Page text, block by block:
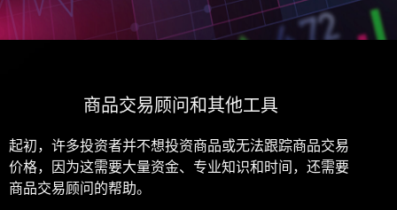
商品交易顾问和其他工具
起初，许多投资者并不想投资商品或无法跟踪商品交易
价格，因为这需要大量资金、专业知识和时间，还需要
商品交易顾问的帮助。